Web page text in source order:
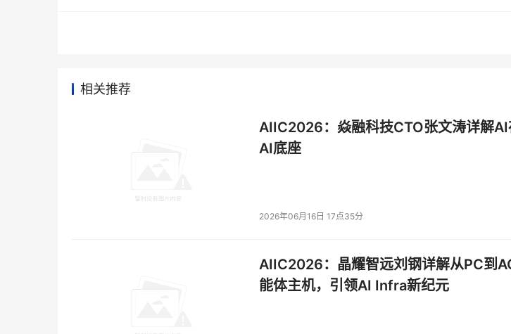
焱融全栈AI存储方案围绕AI数据全生命周期进行的系统化设计，该方案由焱融高性能
文件系统YRCloudFile、YRCache推理存储系统，以及DataInsight
过统一架构与内在协同，焱融帮助用户构建一套真正连续运转的“AI数据工厂”。
- YRCloudFile+全闪 F9000X：模型训练的强力数据基座
延迟的稳定I/O能力，有效消除瓶颈，保障GPU算力持续高效运行。基于
的全闪一体机F9000X，在全球权威基准测试MLPerf Storage
中持续取得领先成绩
相关推荐
AIIC2026：焱融科技CTO张文涛详解
AI底座
2026年06月16日 17点35分
AIIC2026：晶耀智远刘钢详解从PC到
能体主机，引领AI Infra新纪元